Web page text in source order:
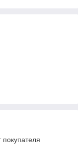
покупателя